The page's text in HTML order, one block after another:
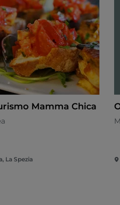
Mamma Chica
La Spezia